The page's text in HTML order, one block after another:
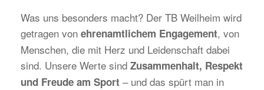
Was uns besonders macht? Der TB Weilheim wird
getragen von ehrenamtlichem Engagement, von
Menschen, die mit Herz und Leidenschaft dabei
sind. Unsere Werte sind Zusammenhalt, Respekt
und Freude am Sport – und das spürt man in